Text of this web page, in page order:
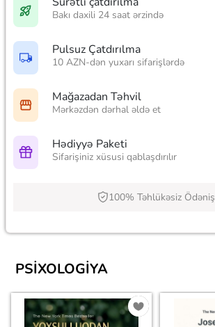
Bakı daxili 24 saat ərzində
Pulsuz Çatdırılma
10 AZN-dən yuxarı sifarişlərdə
Mağazadan Təhvil
Mərkəzdən dərhal əldə et
Hədiyyə Paketi
Sifarişiniz xüsusi qablaşdırılır
100% Təhlükəsiz Ödəniş
PSIXOLOGIYA